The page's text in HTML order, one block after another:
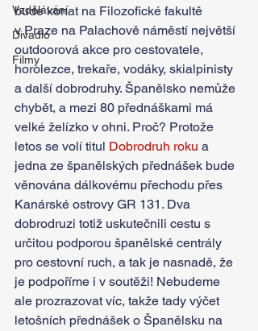
Vzdělávání
Divadlo
Filmy
bude konat na Filozofické fakultě
v Praze na Palachově náměstí největší
outdoorová akce pro cestovatele,
horolezce, trekaře, vodáky, skialpinisty
a další dobrodruhy. Španělsko nemůže
chybět, a mezi 80 přednáškami má
velké želízko v ohni. Proč? Protože
letos se volí titul Dobrodruh roku a
jedna ze španělských přednášek bude
věnována dálkovému přechodu přes
Kanárské ostrovy GR 131. Dva
dobrodruzi totiž uskutečnili cestu s
určitou podporou španělské centrály
pro cestovní ruch, a tak je nasnadě, že
je podpoříme i v soutěži! Nebudeme
ale prozrazovat víc, takže tady výčet
letošních přednášek o Španělsku na